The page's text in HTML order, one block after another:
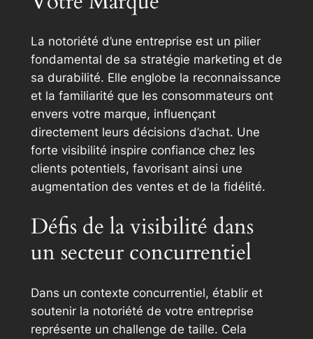
La notoriété d’une entreprise est un pilier
fondamental de sa stratégie marketing et de
sa durabilité. Elle englobe la reconnaissance
et la familiarité que les consommateurs ont
envers votre marque, influençant
directement leurs décisions d’achat. Une
forte visibilité inspire confiance chez les
clients potentiels, favorisant ainsi une
augmentation des ventes et de la fidélité.
Défis de la visibilité dans
un secteur concurrentiel
Dans un contexte concurrentiel, établir et
soutenir la notoriété de votre entreprise
représente un challenge de taille. Cela